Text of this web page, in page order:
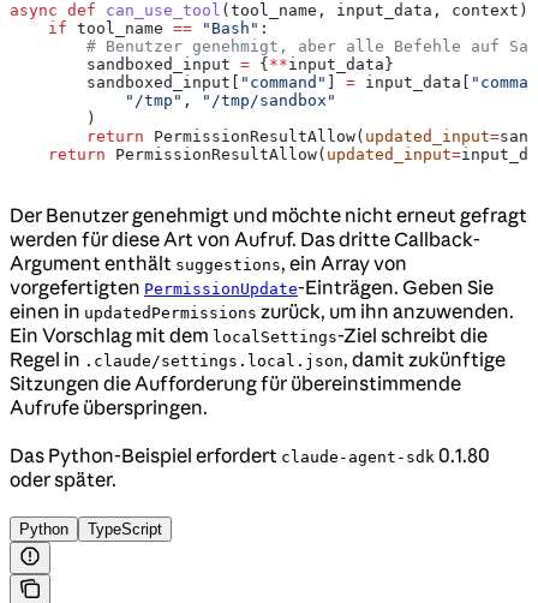
async def can_use_tool ( tool_name , input_data , context ):
    if
tool_name == "Bash" :
# Benutzer genehmigt, aber alle Befehle auf
        sandboxed_input
= { **input_data}
        sandboxed_input[
"command" = input_data[
            "/tmp"
,
"/tmp/sandbox"
        )
        return
PermissionResultAllow( updated_input=
    return
PermissionResultAllow( updated_input=
Der Benutzer genehmigt und möchte nicht erneut gefragt
werden für diese Art von Aufruf. Das dritte Callback-
Argument enthält suggestions, ein Array von
vorgefertigten PermissionUpdate-Einträgen. Geben Sie
einen in updatedPermissions zurück, um ihn anzuwenden.
Ein Vorschlag mit dem localSettings-Ziel schreibt die
Regel in .claude/settings.local.json, damit zukünftige
Sitzungen die Aufforderung für übereinstimmende
Aufrufe überspringen.
Das Python-Beispiel erfordert claude-agent-sdk 0.1.80
oder später.
Python TypeScript